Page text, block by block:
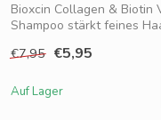
Bioxcin Collagen & Biotin
Shampoo stärkt feines
€7,95 €5,95
Auf Lager